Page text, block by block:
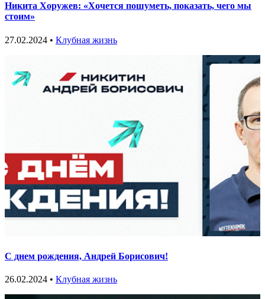
Никита Хоружев: «Хочется пошуметь, показать, чего мы
стоим»
27.02.2024 • Клубная жизнь
С днем рождения, Андрей Борисович!
26.02.2024 • Клубная жизнь